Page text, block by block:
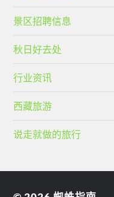
景区招聘信息
秋日好去处
行业资讯
西藏旅游
说走就做的旅行